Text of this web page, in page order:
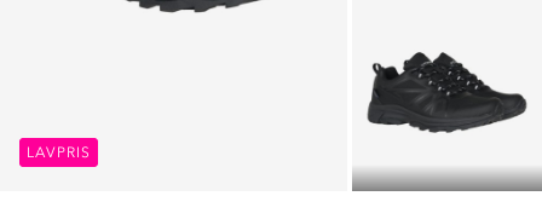
LAVPRIS
LAVPRIS